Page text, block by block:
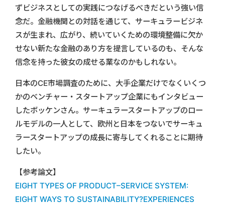
ずビジネスとしての実践につなげるべきだという強い信
念だ。金融機関との対話を通じて、サーキュラービジネ
スが生まれ、広がり、続いていくための環境整備に欠か
せない新たな金融のあり方を提言しているのも、そんな
信念を持った彼女の成せる業なのかもしれない。
日本のCE市場調査のために、大手企業だけでなくいくつ
かのベンチャー・スタートアップ企業にもインタビュー
したボッケンさん。サーキュラースタートアップのロー
ルモデルの一人として、欧州と日本をつないでサーキュ
ラースタートアップの成長に寄与してくれることに期待
したい。
【参考論文】
EIGHT TYPES OF PRODUCT–SERVICE SYSTEM:
EIGHT WAYS TO SUSTAINABILITY?EXPERIENCES